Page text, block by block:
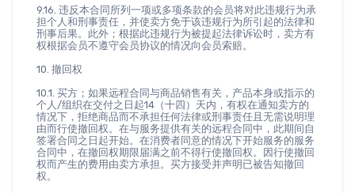
9.16. 违反本合同所列一项或多项条款的会员将对此违规行为承
担个人和刑事责任，并使卖方免于该违规行为所引起的法律和
刑事后果。此外；根据此违规行为被提起法律诉讼时，卖方有
权根据会员不遵守会员协议的情况向会员索赔。
10. 撤回权
10.1. 买方；如果远程合同与商品销售有关，产品本身或指示的
个人/组织在交付之日起14（十四）天内，有权在通知卖方的
情况下，拒绝商品而不承担任何法律或刑事责任且无需说明理
由而行使撤回权。在与服务提供有关的远程合同中，此期间自
签署合同之日起开始。在消费者同意的情况下开始服务的服务
合同中，在撤回权期限届满之前不得行使撤回权。因行使撤回
权而产生的费用由卖方承担。买方接受并声明已被告知撤回
权。